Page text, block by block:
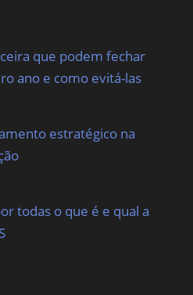
que podem fechar
ano e como evitá-las
estratégico na
todas o que é e qual a